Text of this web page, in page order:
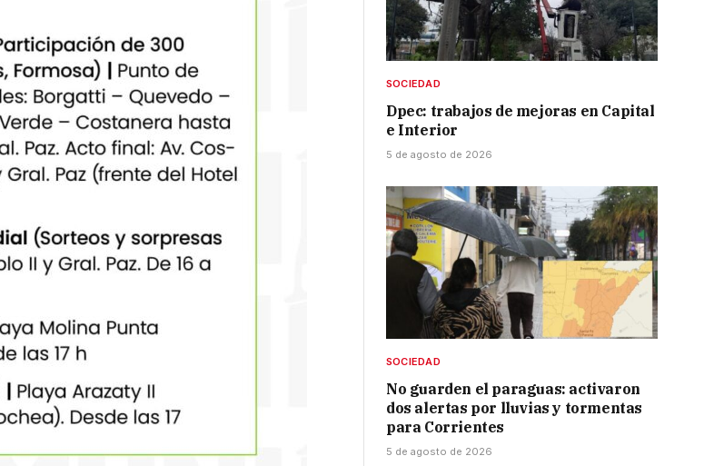
SOCIEDAD
Dpec: trabajos de mejoras en Capital
e Interior
5 de agosto de 2026
SOCIEDAD
No guarden el paraguas: activaron
dos alertas por lluvias y tormentas
para Corrientes
5 de agosto de 2026